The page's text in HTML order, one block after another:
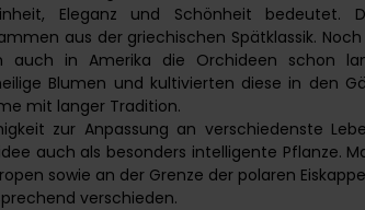
Eleganz und Schönheit bedeutet.
aus der griechischen Spätklassik.
auch in Amerika die Orchideen schon
Blumen und kultivierten diese in den
mit langer Tradition.
zur Anpassung an verschiedenste
auch als besonders intelligente Pflanze.
sowie an der Grenze der polaren
verschieden.